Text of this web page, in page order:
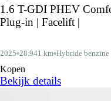
1.6 T-GDI PHEV
Plug-in | Facelift |
2025 28.941 km Hybride benzine
Kopen
Bekijk details